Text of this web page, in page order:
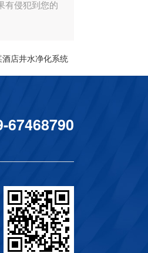
有侵犯到您的
店井水净化系统
67468790